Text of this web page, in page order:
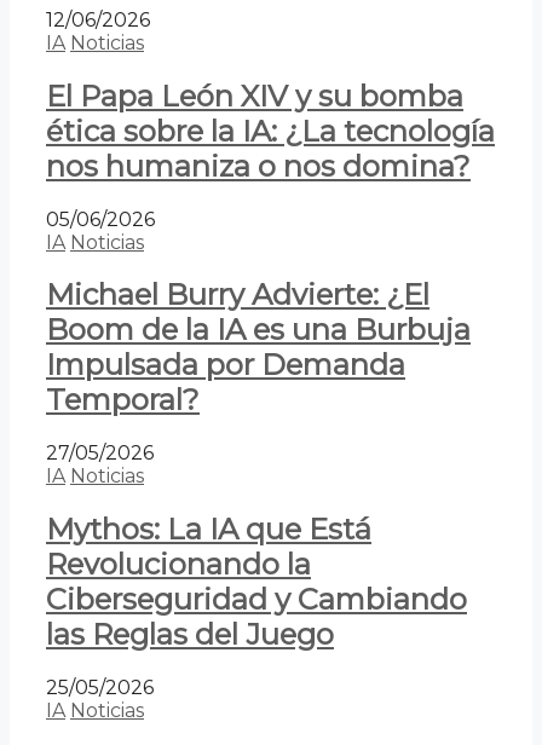
12/06/2026
IA Noticias
El Papa León XIV y su bomba
ética sobre la IA: ¿La tecnología
nos humaniza o nos domina?
05/06/2026
IA Noticias
Michael Burry Advierte: ¿El
Boom de la IA es una Burbuja
Impulsada por Demanda
Temporal?
27/05/2026
IA Noticias
Mythos: La IA que Está
Revolucionando la
Ciberseguridad y Cambiando
las Reglas del Juego
25/05/2026
IA Noticias